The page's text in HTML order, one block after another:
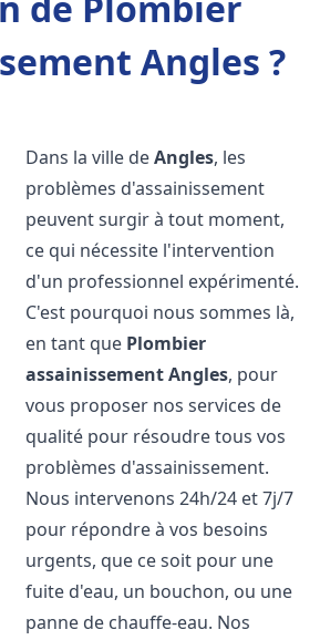
Angles ?
Dans la ville deAngles, les
problèmes d'assainissement
peuvent surgir à tout moment,
ce qui nécessite l'intervention
d'un professionnel expérimenté.
C'est pourquoi nous sommes là,
en tant que Plombier
assainissementAngles, pour
vous proposer nos services de
qualité pour résoudre tous vos
problèmes d'assainissement.
Nous intervenons 24h/24 et 7j/7
pour répondre à vos besoins
urgents, que ce soit pour une
fuite d'eau, un bouchon, ou une
panne de chauffe-eau. Nos